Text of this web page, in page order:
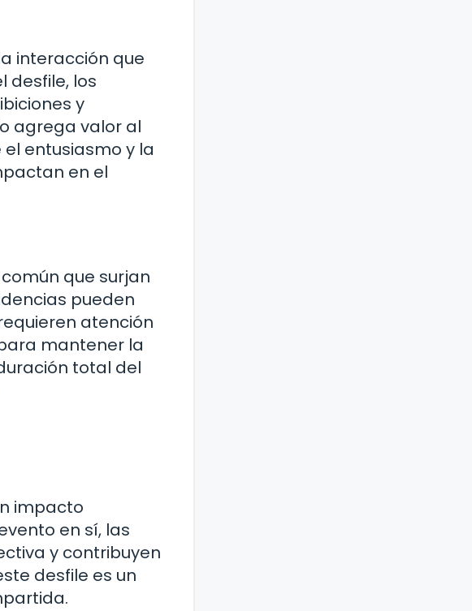
interacción que
desfile, los
y
agrega valor al
entusiasmo y la
en el
que surjan
pueden
atención
mantener la
total del
impacto
en sí, las
y contribuyen
desfile es un